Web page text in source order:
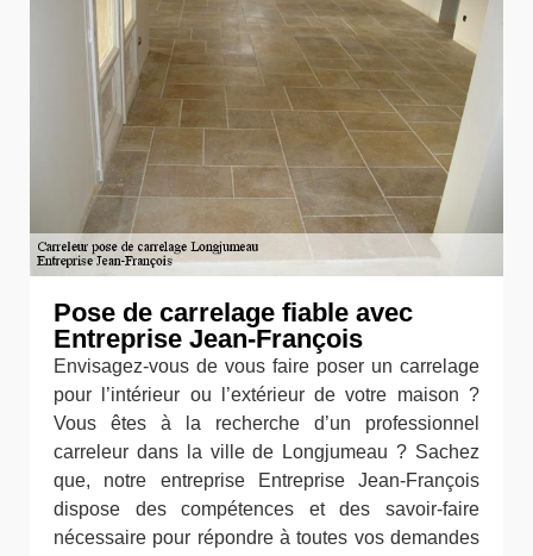
Pose de carrelage fiable avec
Entreprise Jean-François
Envisagez-vous de vous faire poser un carrelage
pour l’intérieur ou l’extérieur de votre maison ?
Vous êtes à la recherche d’un professionnel
carreleur dans la ville de Longjumeau ? Sachez
que, notre entreprise Entreprise Jean-François
dispose des compétences et des savoir-faire
nécessaire pour répondre à toutes vos demandes